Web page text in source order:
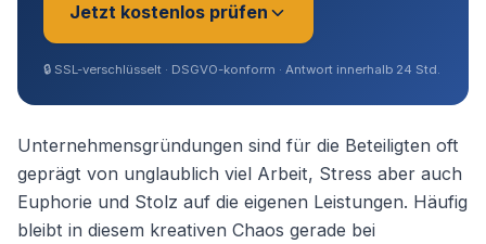
Jetzt kostenlos prüfen
Sie sind? *
Geschäftsführer (Angestellt /
Gesellschafter)
🔒 SSL-verschlüsselt · DSGVO-konform · Antwort innerhalb 24 Std.
Unternehmensgründungen sind für die Beteiligten oft
geprägt von unglaublich viel Arbeit, Stress aber auch
Euphorie und Stolz auf die eigenen Leistungen. Häufig
bleibt in diesem kreativen Chaos gerade bei